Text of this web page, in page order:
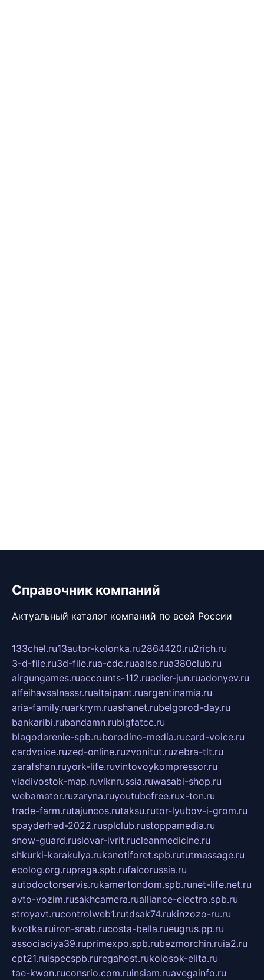
Справочник компаний
Актуальный каталог компаний по всей России
133chel.ru13autor-kolonka.ru2864420.ru2rich.ru
3-d-file.ru3d-file.rua-cdc.ruaalse.rua380club.ru
airgungames.ruaccounts-112.ruadler-jun.ruadonyev.ru
alfeihavsalnassr.rualtaipant.ruargentinamia.ru
aria-family.ruarkrym.ruashanet.rubelgorod-day.ru
bankaribi.rubandamn.rubigfatcc.ru
blagodarenie-spb.ruborodino-media.rucard-voice.ru
cardvoice.ruzed-online.ruzvonitut.ruzebra-tlt.ru
zarafshan.ruyork-life.ruvintovoykompressor.ru
vladivostok-map.ruvlknrussia.ruwasabi-shop.ru
webamator.ruzaryna.ruyoutubefree.rux-ton.ru
trade-farm.rutajuncos.rutaksu.rutor-lyubov-i-grom.ru
spayderhed-2022.rusplclub.rustoppamedia.ru
snow-guard.ruslovar-ivrit.rucleanmedicine.ru
shkurki-karakulya.rukanotiforet.spb.rututmassage.ru
ecolog.org.rupraga.spb.rufalcorussia.ru
autodoctorservis.rukamertondom.spb.runet-life.net.ru
avto-vozim.rusakhcamera.rualliance-electro.spb.ru
stroyavt.rucontrolweb1.rutdsak74.rukinzozo-ru.ru
kvotka.ruiron-snab.rucosta-bella.rueugrus.pp.ru
associaciya39.ruprimexpo.spb.rubezmorchin.ruia2.ru
cpt21.ruispecspb.ruregahost.rukolosok-elita.ru
tae-kwon.ruconsrio.com.ruinsiam.ruavegainfo.ru